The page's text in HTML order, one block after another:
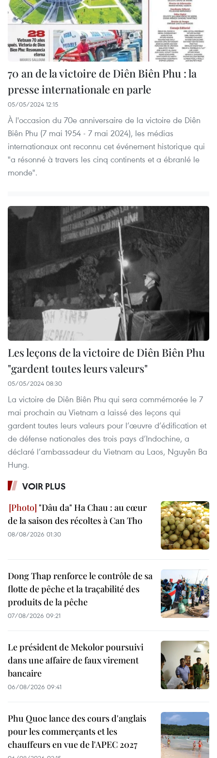
70 an de la victoire de Diên Biên Phu : la
presse internationale en parle
05/05/2024 12:15
À l'occasion du 70e anniversaire de la victoire de Diên
Biên Phu (7 mai 1954 - 7 mai 2024), les médias
internationaux ont reconnu cet événement historique qui
"a résonné à travers les cinq continents et a ébranlé le
monde".
Les leçons de la victoire de Diên Biên Phu
"gardent toutes leurs valeurs"
05/05/2024 08:30
La victoire de Diên Biên Phu qui sera commémorée le 7
mai prochain au Vietnam a laissé des leçons qui
gardent toutes leurs valeurs pour l’œuvre d’édification et
de défense nationales des trois pays d’Indochine, a
déclaré l’ambassadeur du Vietnam au Laos, Nguyên Ba
Hung.
VOIR PLUS
"Dâu da" Ha Chau : au cœur
de la saison des récoltes à Can Tho
08/08/2026 01:30
Dong Thap renforce le contrôle de sa
flotte de pêche et la traçabilité des
produits de la pêche
07/08/2026 09:21
Le président de Mekolor poursuivi
dans une affaire de faux virement
bancaire
06/08/2026 09:41
Phu Quoc lance des cours d'anglais
pour les commerçants et les
chauffeurs en vue de l'APEC 2027